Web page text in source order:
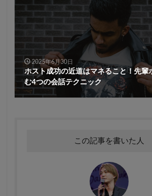
2025年6月30日
ホスト成功の近道はマネること！先輩
む4つの会話テクニック
この記事を書いた人